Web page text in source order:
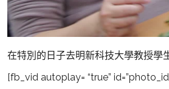
在特別的日子去明新科技大學教授學
[fb_vid autoplay= “true”